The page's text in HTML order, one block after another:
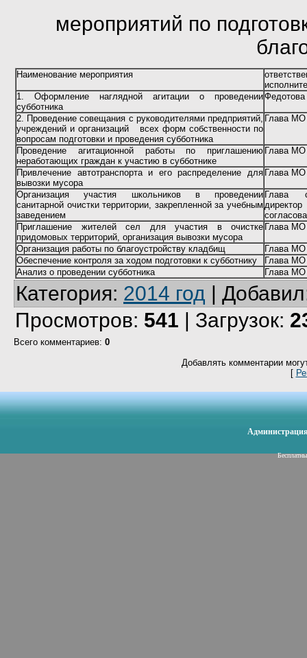
мероприятий по
Наименование мероприятия
1. Оформление наглядной агитации о проведении
субботника
Федотова
2. Проведение совещания с руководителями предприятий,
учреждений и организаций всех форм собственности по
вопросам подготовки и проведения субботника
Глава МО
Проведение агитационной работы по приглашению
неработающих граждан к участию в субботнике
Глава МО
Привлечение автотранспорта и его распределение для
вывозки мусора
Глава МО
Организация участия школьников в проведении
санитарной очистки территории, закрепленной за учебным
заведением
Глава
Приглашение жителей сел для участия в очистке
придомовых территорий, организация вывозки мусора
Глава МО
Организация работы по благоустройству кладбищ
Глава МО
Обеспечение контроля заходом подготовки к субботнику
Глава МО
Анализ о проведении субботника
Глава МО
Категория: 2014 год | Добавил
Просмотров: 541 | Загрузок:
Всего комментариев: 0
Добавлять комментарии
[